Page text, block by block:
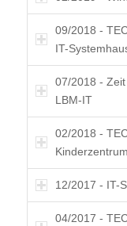
09/2018 -
IT-
07/2018 -
LBM-IT
02/2018 -
12/2017 - IT-
04/2017 -